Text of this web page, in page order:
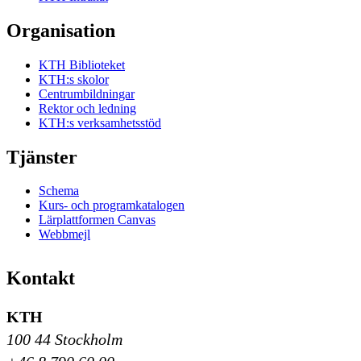
Organisation
KTH Biblioteket
KTH:s skolor
Centrumbildningar
Rektor och ledning
KTH:s verksamhetsstöd
Tjänster
Schema
Kurs- och programkatalogen
Lärplattformen Canvas
Webbmejl
Kontakt
KTH
100 44 Stockholm